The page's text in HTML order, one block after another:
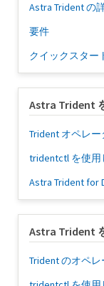
Astra Trident の
要件
クイックスター
Astra Trident
Trident オペレ
tridentctl を使用
Astra Trident for
Astra Trident
Trident のオペ